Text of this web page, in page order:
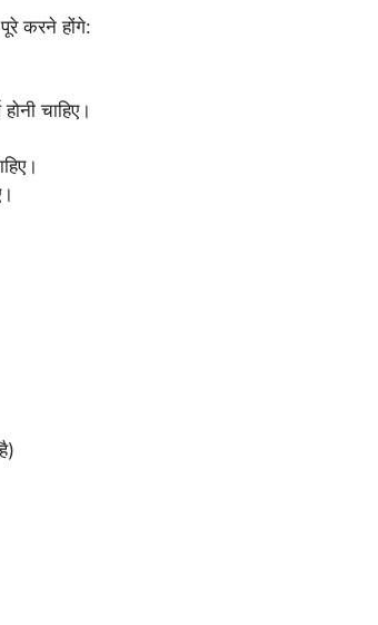
करने होंगे:
चाहिए।